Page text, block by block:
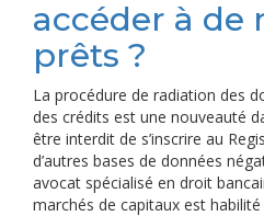
accéder à de
prêts ?
La procédure de radiation des
des crédits est une nouveauté
être interdit de s’inscrire au
d’autres bases de données
avocat spécialisé en droit
marchés de capitaux est